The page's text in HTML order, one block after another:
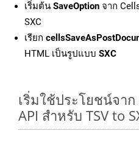
เริ่มต้น SaveOption จาก
SXC
เรียก
HTML เป็นรูปแบบ SXC
เริ่มใช้ประโยชน์จาก
API สำหรับ TSV to